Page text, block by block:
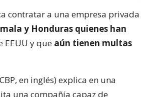
contratar a una empresa privada
y Honduras quienes han
EEUU y que aún tienen multas
en inglés) explica en una
una compañía capaz de